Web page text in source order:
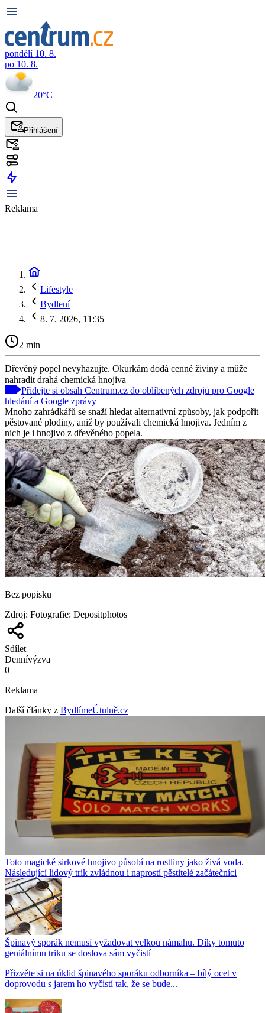
pondělí 10. 8.
po 10. 8.
20°C
Přihlášení
Reklama
Lifestyle
Bydlení
8. 7. 2026, 11:35
2 min
Dřevěný popel nevyhazujte. Okurkám dodá cenné živiny a může
nahradit drahá chemická hnojiva
Přidejte si obsah Centrum.cz do oblíbených zdrojů pro Google
hledání a Google zprávy
Mnoho zahrádkářů se snaží hledat alternativní způsoby, jak podpořit
pěstované plodiny, aniž by používali chemická hnojiva. Jedním z
nich je i hnojivo z dřevěného popela.
Bez popisku
Zdroj: Fotografie: Depositphotos
Sdílet
Dennívýzva
0
Reklama
Další články z BydlímeÚtulně.cz
Toto magické sirkové hnojivo působí na rostliny jako živá voda.
Následující lidový trik zvládnou i naprostí pěstitelé začátečníci
Špinavý sporák nemusí vyžadovat velkou námahu. Díky tomuto
geniálnímu triku se doslova sám vyčistí
Přizvěte si na úklid špinavého sporáku odborníka – bílý ocet v
doprovodu s jarem ho vyčistí tak, že se bude...